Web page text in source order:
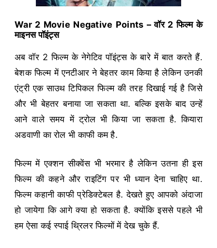
War 2 Movie Negative Points – वॉर 2 फिल्म के
माइनस पॉइंट्स
अब वॉर 2 फिल्म के नेगेटिव पॉइंट्स के बारे में बात करते हैं.
बेशक फिल्म में एनटीआर ने बेहतर काम किया है लेकिन उनकी
एंट्री एक साउथ टिपिकल फिल्म की तरह दिखाई गई है जिसे
और भी बेहतर बनाया जा सकता था. बल्कि इसके बाद उन्हें
आने वाले समय में ट्रोल भी किया जा सकता है. कियारा
अडवाणी का रोल भी काफी कम है.
फिल्म में एक्शन सीक्वेंस भी भरमार है लेकिन उतना ही इस
फिल्म की कहने और राइटिंग पर भी ध्यान देना चाहिए था.
फिल्म कहानी काफी प्रेडिक्टेबल है. देखते हुए आपको अंदाजा
हो जायेगा कि आगे क्या हो सकता है. क्योंकि इससे पहले भी
हम ऐसा कई स्पाई थ्रिलर फिल्मों में देख चुके हैं.